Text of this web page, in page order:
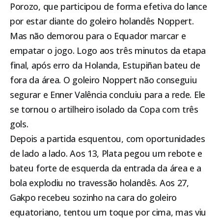
Porozo, que participou de forma efetiva do lance
por estar diante do goleiro holandês Noppert.
Mas não demorou para o Equador marcar e
empatar o jogo. Logo aos três minutos da etapa
final, após erro da Holanda, Estupiñan bateu de
fora da área. O goleiro Noppert não conseguiu
segurar e Enner Valência concluiu para a rede. Ele
se tornou o artilheiro isolado da Copa com três
gols.
Depois a partida esquentou, com oportunidades
de lado a lado. Aos 13, Plata pegou um rebote e
bateu forte de esquerda da entrada da área e a
bola explodiu no travessão holandês. Aos 27,
Gakpo recebeu sozinho na cara do goleiro
equatoriano, tentou um toque por cima, mas viu